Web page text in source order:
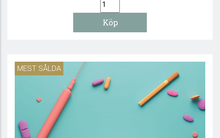
MEST SÅLDA